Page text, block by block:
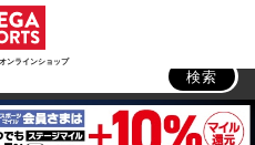
ンラインショップ
検索